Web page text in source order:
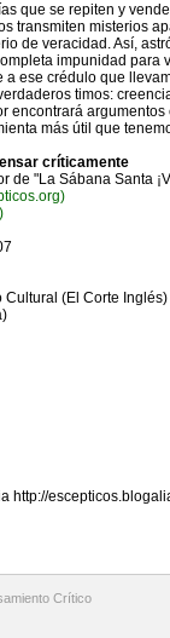
que se repiten y
transmiten misterios
de veracidad. Así,
impunidad
ese crédulo que
timos:
encontrará
más útil que
críticamente
de "La Sábana Santa
Cultural (El Corte Inglés)
http://
Crítico